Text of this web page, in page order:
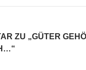
ZU „GÜTER